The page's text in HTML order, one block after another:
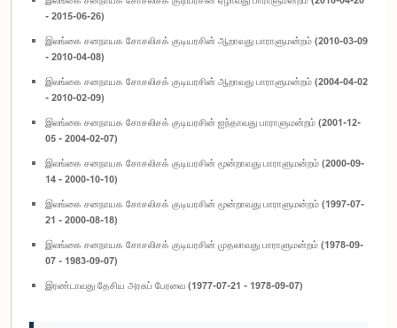
- 2015-06-26)
இலங்கை சனநாயக சோசலிசக் குடியரசின் ஆறாவது பாராளுமன்றம் (2010-03-09
- 2010-04-08)
இலங்கை சனநாயக சோசலிசக் குடியரசின் ஆறாவது பாராளுமன்றம் (2004-04-02
- 2010-02-09)
இலங்கை சனநாயக சோசலிசக் குடியரசின் ஐந்தாவது பாராளுமன்றம் (2001-12-
05 - 2004-02-07)
இலங்கை சனநாயக சோசலிசக் குடியரசின் மூன்றாவது பாராளுமன்றம் (2000-09-
14 - 2000-10-10)
இலங்கை சனநாயக சோசலிசக் குடியரசின் மூன்றாவது பாராளுமன்றம் (1997-07-
21 - 2000-08-18)
இலங்கை சனநாயக சோசலிசக் குடியரசின் முதலாவது பாராளுமன்றம் (1978-09-
07 - 1983-09-07)
இரண்டாவது தேசிய அரசுப் பேரவை (1977-07-21 - 1978-09-07)